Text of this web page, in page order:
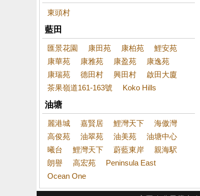
東頭村
藍田
匯景花園 康田苑 康柏苑
鯉安苑
康華苑
康雅苑 康盈苑
康逸苑
康瑞苑
德田村 興田村
啟田大廈
茶果嶺道161-163號
Koko Hills
油塘
麗港城 嘉賢居 鯉灣天下
海傲灣
高俊苑
油翠苑 油美苑
油塘中心
曦台
鯉灣天下 蔚藍東岸
親海駅
朗譽
高宏苑
Peninsula East
Ocean One